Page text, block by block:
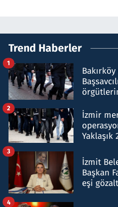
Trend Haberler
1
İzmir
2
İzmit
Başkan
eşi
3
4